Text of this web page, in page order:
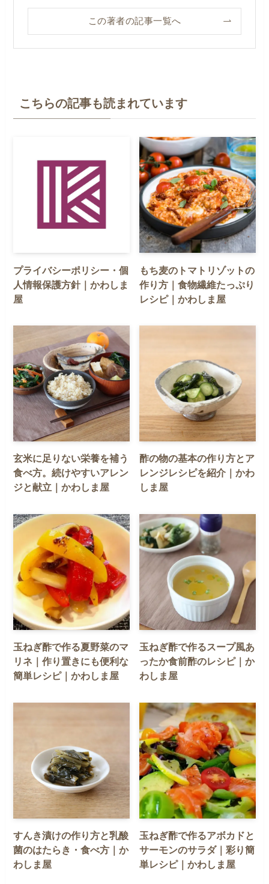
この著者の記事一覧へ
こちらの記事も読まれています
プライバシーポリシー・個
人情報保護方針｜かわしま
屋
もち麦のトマトリゾットの
作り方｜食物繊維たっぷり
レシピ｜かわしま屋
玄米に足りない栄養を補う
食べ方。続けやすいアレン
ジと献立｜かわしま屋
酢の物の基本の作り方とア
レンジレシピを紹介｜かわ
しま屋
玉ねぎ酢で作る夏野菜のマ
リネ｜作り置きにも便利な
簡単レシピ｜かわしま屋
玉ねぎ酢で作るスープ風あ
ったか食前酢のレシピ｜か
わしま屋
すんき漬けの作り方と乳酸
菌のはたらき・食べ方｜か
わしま屋
玉ねぎ酢で作るアボカドと
サーモンのサラダ｜彩り簡
単レシピ｜かわしま屋